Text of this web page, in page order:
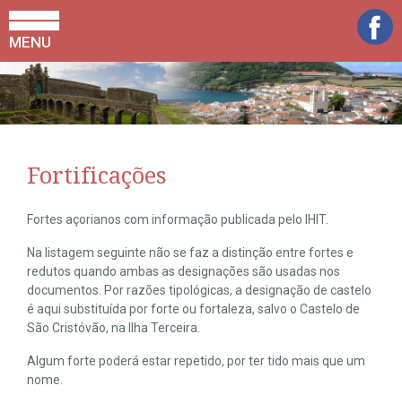
MENU
Fortificações
Fortes açorianos com informação publicada pelo IHIT.
Na listagem seguinte não se faz a distinção entre fortes e
redutos quando ambas as designações são usadas nos
documentos. Por razões tipológicas, a designação de castelo
é aqui substituída por forte ou fortaleza, salvo o Castelo de
São Cristóvão, na Ilha Terceira.
Algum forte poderá estar repetido, por ter tido mais que um
nome.